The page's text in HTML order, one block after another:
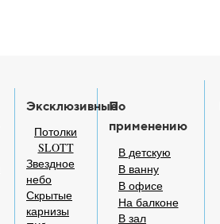
Эксклюзивные
Потолки
SLOTT
Звездное
небо
Скрытые
карнизы
По
применению
В детскую
В ванну
В офисе
На балконе
В зал